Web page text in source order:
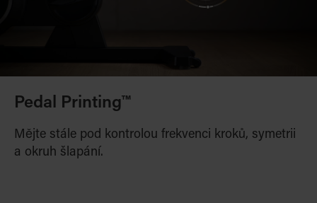
Pedal Printing™
Mějte stále pod kontrolou frekvenci kroků, symetrii
a okruh šlapání.